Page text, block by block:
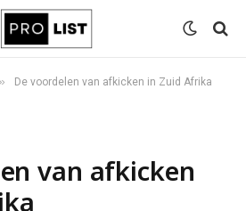
» De voordelen van afkicken in Zuid Afrika
van afkicken